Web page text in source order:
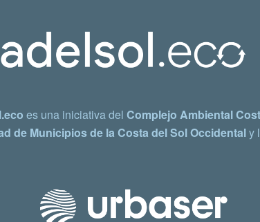
es una iniciativa del Complejo Ambiental
de Municipios de la Costa del Sol Occidentaly